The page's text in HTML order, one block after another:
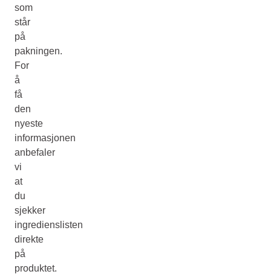
som
står
på
pakningen.
For
å
få
den
nyeste
informasjonen
anbefaler
vi
at
du
sjekker
ingredienslisten
direkte
på
produktet.